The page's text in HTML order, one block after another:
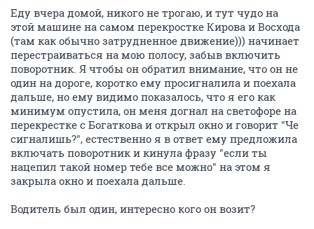
Еду вчера домой, никого не трогаю, и тут чудо на
этой машине на самом перекростке Кирова и Восхода
(там как обычно затрудненное движение))) начинает
перестраиваться на мою полосу, забыв включить
поворотник. Я чтобы он обратил внимание, что он не
один на дороге, коротко ему просигналила и поехала
дальше, но ему видимо показалось, что я его как
минимум опустила, он меня догнал на светофоре на
перекрестке с Богаткова и открыл окно и говорит "Че
сигналишь?", естественно я в ответ ему предложила
включать поворотник и кинула фразу "если ты
нацепил такой номер тебе все можно" на этом я
закрыла окно и поехала дальше.
Водитель был один, интересно кого он возит?